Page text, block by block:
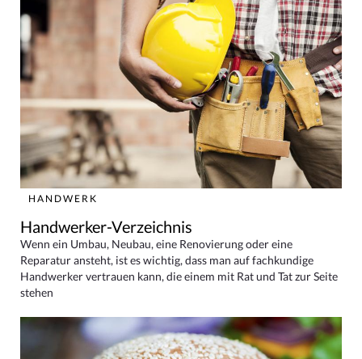
HANDWERK
Handwerker-Verzeichnis
Wenn ein Umbau, Neubau, eine Renovierung oder eine
Reparatur ansteht, ist es wichtig, dass man auf fachkundige
Handwerker vertrauen kann, die einem mit Rat und Tat zur Seite
stehen